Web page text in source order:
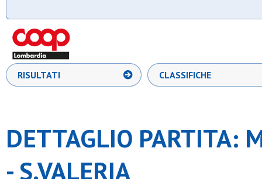
Euphoria
F.g. calcio
Filarete
Leone xiii sport
Meda sport
Milano guardians
Milano wolves
RISULTATI CLASSIFICHE
DETTAGLIO PARTITA:
- S.VALERIA